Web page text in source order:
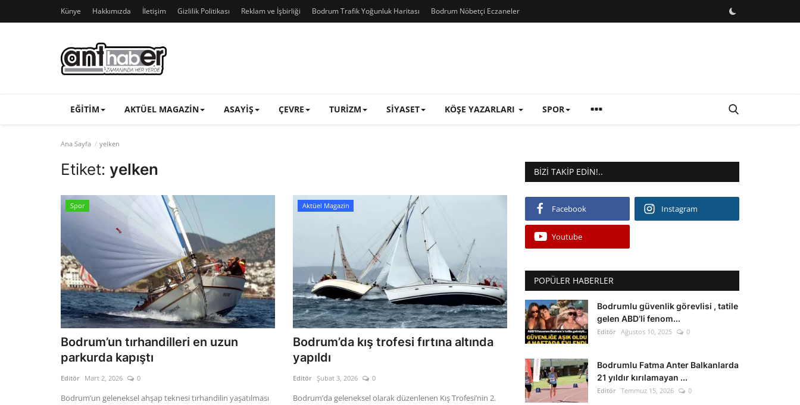
Künye Hakkımızda İletişim Gizlilik Politikası Reklam ve İşbirliği Bodrum Trafik Yoğunluk Haritası Bodrum Nöbetçi Eczaneler
EĞITIM AKTÜEL MAGAZIN ASAYIŞ ÇEVRE TURIZM SIYASET KÖŞE YAZARLARI SPOR
Ana Sayfa yelken
Etiket: yelken
Spor
Bodrum’un tırhandilleri en uzun
parkurda kapıştı
Editör Mart 2, 2026 0
Bodrum’un geleneksel ahşap teknesi tırhandilin yaşatılması
Aktüel Magazin
Bodrum’da kış trofesi fırtına altında
yapıldı
Editör Şubat 3, 2026 0
Bodrum’da geleneksel olarak düzenlenen Kış Trofesi’nin 2.
BIZI TAKIP EDIN!..
Facebook Instagram
Youtube
POPÜLER HABERLER
Bodrumlu güvenlik görevlisi , tatile
gelen ABD’li fenom...
Editör Ağustos 10, 2025 0
Bodrumlu Fatma Anter Balkanlarda
21 yıldır kırılamayan ...
Editör Temmuz 15, 2026 0